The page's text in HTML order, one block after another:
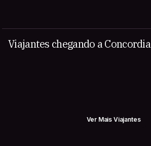
Viajantes chegando a Concordia
Ver Mais Viajantes